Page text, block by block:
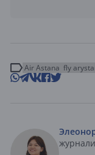
Air Astana fly